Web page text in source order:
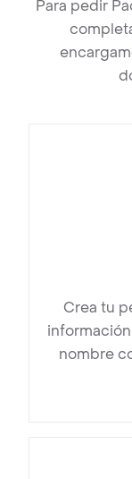
Para pedir
Crea tu
nombre